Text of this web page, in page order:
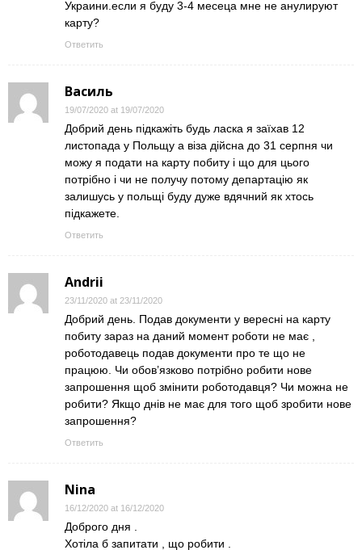
Украини.если я буду 3-4 месеца мне не анулируют
карту?
Ответить
Василь
19/07/2020 at 19/07/2020
Добрий день підкажіть будь ласка я заїхав 12
листопада у Польщу а віза дійсна до 31 серпня чи
можу я подати на карту побиту і що для цього
потрібно і чи не получу потому департацію як
залишусь у польщі буду дуже вдячний як хтось
підкажете.
Ответить
Andrii
23/11/2020 at 23/11/2020
Добрий день. Подав документи у вересні на карту
побиту зараз на даний момент роботи не має ,
роботодавець подав документи про те що не
працюю. Чи обов’язково потрібно робити нове
запрошення щоб змінити роботодавця? Чи можна не
робити? Якщо днів не має для того щоб зробити нове
запрошення?
Ответить
Nina
16/12/2020 at 16/12/2020
Доброго дня .
Хотіла б запитати , що робити .